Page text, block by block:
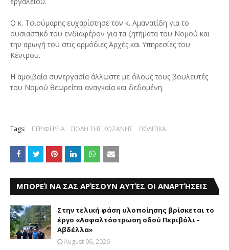
Ο κ. Τσιούμαρης ευχαρίστησε τον κ. Αμανατίδη για το
ουσιαστικό του ενδιαφέρον για τα ζητήματα του Νομού και
την αρωγή του στις αρμόδιες Αρχές και Υπηρεσίες του
Κέντρου.
Η αμοιβαία συνεργασία άλλωστε με όλους τους βουλευτές
του Νομού θεωρείται αναγκαία και δεδομένη.
Tags: ΠΕΡΙΦΕΡΕΙΑ ΠΟΛΗ ΤΗΣ ΚΟΖΑΝΗΣ ΠΟΛΙΤΙΚΑ
ΜΠΟΡΕΊ ΝΑ ΣΑΣ ΑΡΈΣΟΥΝ ΑΥΤΈΣ ΟΙ ΑΝΑΡΤΉΣΕΙΣ
Στην τελική φάση υλοποίησης βρίσκεται το
έργο «Ασφαλτόστρωση οδού Περιβόλι –
Αβδέλλα»
August 06, 2026